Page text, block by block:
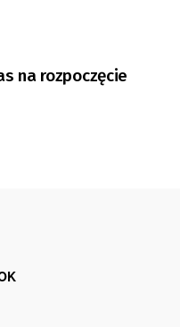
na rozpoczęcie